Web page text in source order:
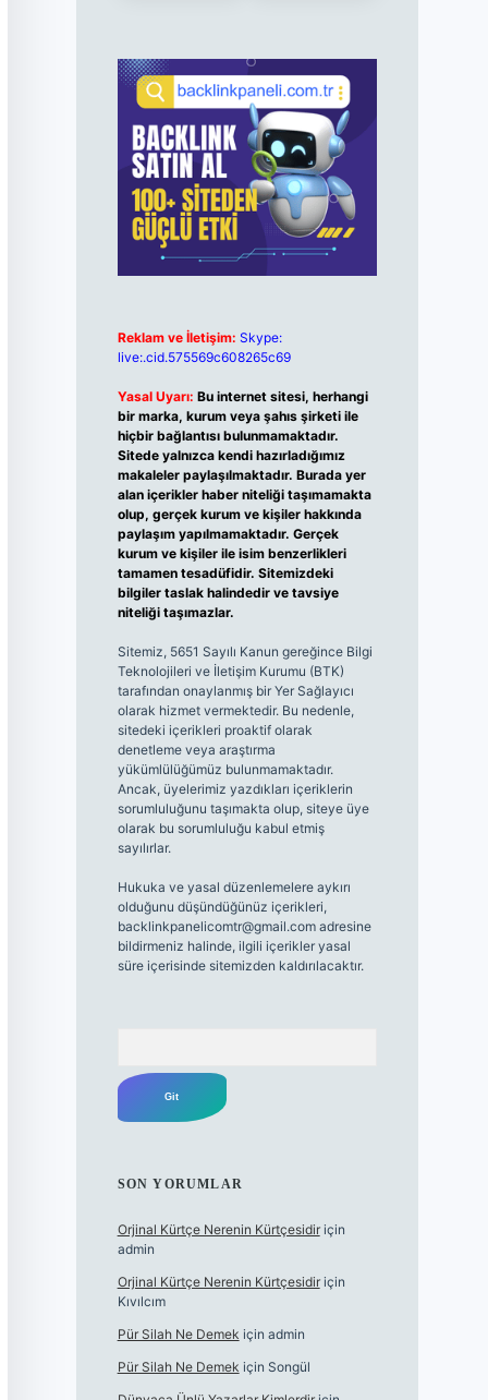
Reklam ve İletişim: Skype:
live:.cid.575569c608265c69
Yasal Uyarı: Bu internet sitesi, herhangi
bir marka, kurum veya şahıs şirketi ile
hiçbir bağlantısı bulunmamaktadır.
Sitede yalnızca kendi hazırladığımız
makaleler paylaşılmaktadır. Burada yer
alan içerikler haber niteliği taşımamakta
olup, gerçek kurum ve kişiler hakkında
paylaşım yapılmamaktadır. Gerçek
kurum ve kişiler ile isim benzerlikleri
tamamen tesadüfidir. Sitemizdeki
bilgiler taslak halindedir ve tavsiye
niteliği taşımazlar.
Sitemiz, 5651 Sayılı Kanun gereğince Bilgi
Teknolojileri ve İletişim Kurumu (BTK)
tarafından onaylanmış bir Yer Sağlayıcı
olarak hizmet vermektedir. Bu nedenle,
sitedeki içerikleri proaktif olarak
denetleme veya araştırma
yükümlülüğümüz bulunmamaktadır.
Ancak, üyelerimiz yazdıkları içeriklerin
sorumluluğunu taşımakta olup, siteye üye
olarak bu sorumluluğu kabul etmiş
sayılırlar.
Hukuka ve yasal düzenlemelere aykırı
olduğunu düşündüğünüz içerikleri,
backlinkpanelicomtr@gmail.comadresine
bildirmeniz halinde, ilgili içerikler yasal
süre içerisinde sitemizden kaldırılacaktır.
SON YORUMLAR
Orjinal Kürtçe Nerenin Kürtçesidiriçin
admin
Orjinal Kürtçe Nerenin Kürtçesidiriçin
Kıvılcım
Pür Silah Ne Demek için admin
Pür Silah Ne Demek için Songül